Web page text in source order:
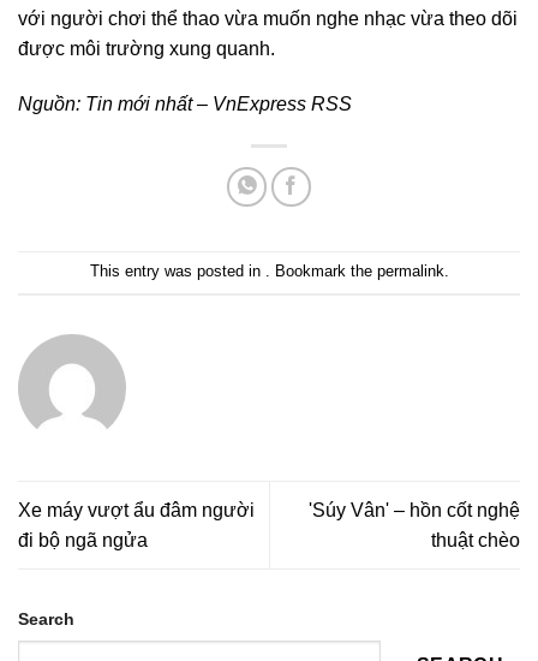
với người chơi thể thao vừa muốn nghe nhạc vừa theo dõi
được môi trường xung quanh.
Nguồn: Tin mới nhất – VnExpress RSS
This entry was posted in . Bookmark the permalink.
Xe máy vượt ẩu đâm người
đi bộ ngã ngửa
'Súy Vân' – hồn cốt nghệ
thuật chèo
Search